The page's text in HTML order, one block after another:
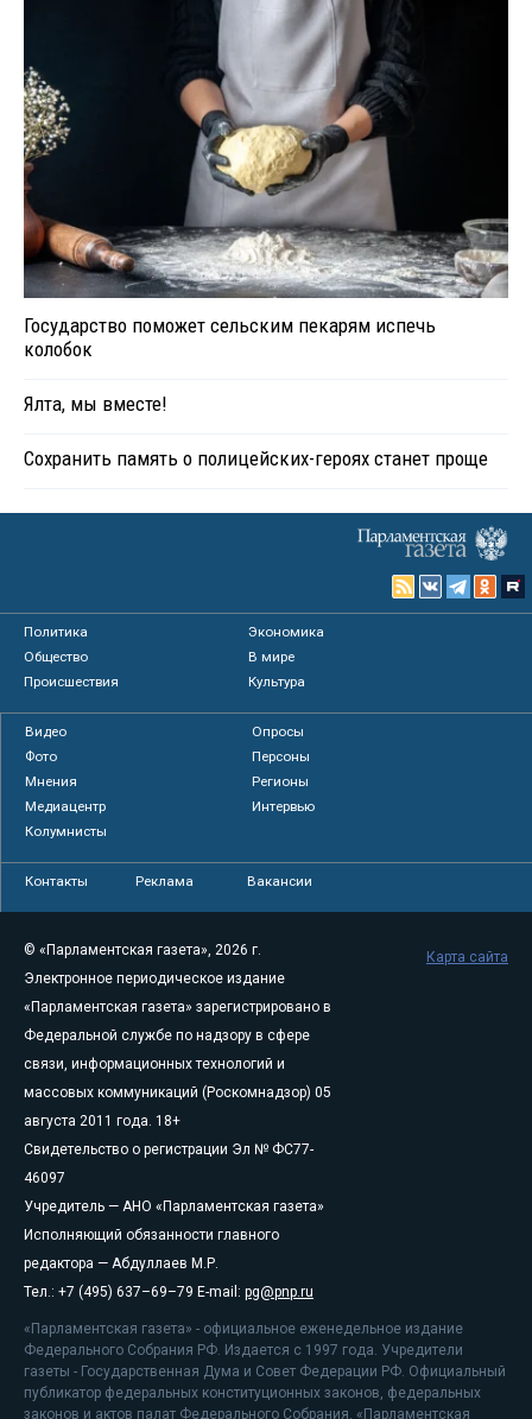
Государство поможет сельским пекарям испечь
колобок
Ялта, мы вместе!
Сохранить память о полицейских-героях станет проще
Политика
Экономика
Общество
В мире
Происшествия
Культура
Видео
Опросы
Фото
Персоны
Мнения
Регионы
Медиацентр
Интервью
Колумнисты
Контакты Реклама Вакансии
© «Парламентская газета», 2026 г.
Электронное периодическое издание
«Парламентская газета» зарегистрировано в
Федеральной службе по надзору в сфере
связи, информационных технологий и
массовых коммуникаций (Роскомнадзор) 05
августа 2011 года. 18+
Свидетельство о регистрации Эл № ФС77-
46097
Учредитель — АНО «Парламентская газета»
Исполняющий обязанности главного
редактора — Абдуллаев М.Р.
Тел.: +7 (495) 637–69–79 E-mail: pg@pnp.ru
«Парламентская газета» - официальное еженедельное издание
Федерального Собрания РФ. Издается с 1997 года. Учредители
газеты - Государственная Дума и Совет Федерации РФ. Официальный
публикатор федеральных конституционных законов, федеральных
законов и актов палат Федерального Собрания. «Парламентская
Карта сайта